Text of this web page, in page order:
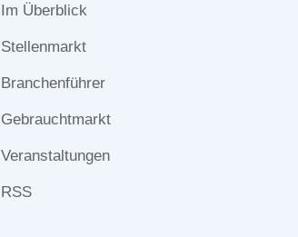
Navigation
Im Überblick
Stellenmarkt
Branchenführer
Gebrauchtmarkt
Veranstaltungen
RSS